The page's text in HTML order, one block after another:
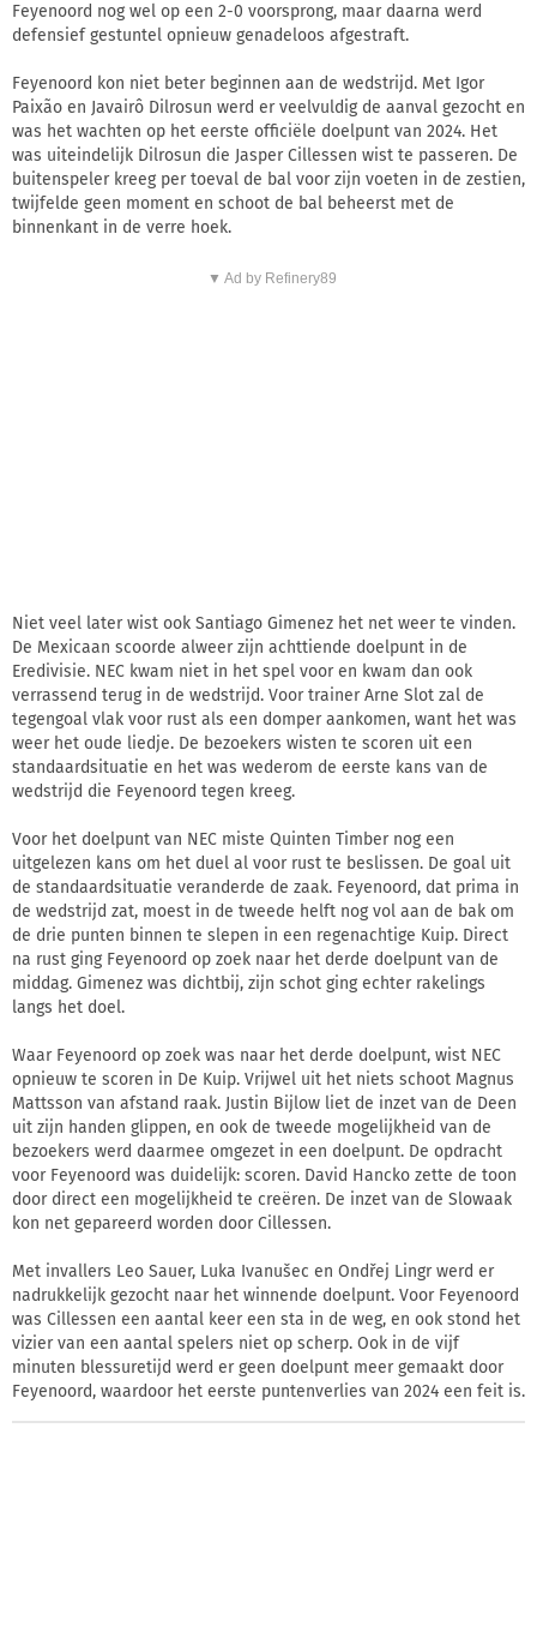
Feyenoord nog wel op een 2-0 voorsprong, maar daarna werd
defensief gestuntel opnieuw genadeloos afgestraft.
Feyenoord kon niet beter beginnen aan de wedstrijd. Met Igor
Paixão en Javairô Dilrosun werd er veelvuldig de aanval gezocht en
was het wachten op het eerste officiële doelpunt van 2024. Het
was uiteindelijk Dilrosun die Jasper Cillessen wist te passeren. De
buitenspeler kreeg per toeval de bal voor zijn voeten in de zestien,
twijfelde geen moment en schoot de bal beheerst met de
binnenkant in de verre hoek.
▼ Ad by Refinery89
Niet veel later wist ook Santiago Gimenez het net weer te vinden.
De Mexicaan scoorde alweer zijn achttiende doelpunt in de
Eredivisie. NEC kwam niet in het spel voor en kwam dan ook
verrassend terug in de wedstrijd. Voor trainer Arne Slot zal de
tegengoal vlak voor rust als een domper aankomen, want het was
weer het oude liedje. De bezoekers wisten te scoren uit een
standaardsituatie en het was wederom de eerste kans van de
wedstrijd die Feyenoord tegen kreeg.
Voor het doelpunt van NEC miste Quinten Timber nog een
uitgelezen kans om het duel al voor rust te beslissen. De goal uit
de standaardsituatie veranderde de zaak. Feyenoord, dat prima in
de wedstrijd zat, moest in de tweede helft nog vol aan de bak om
de drie punten binnen te slepen in een regenachtige Kuip. Direct
na rust ging Feyenoord op zoek naar het derde doelpunt van de
middag. Gimenez was dichtbij, zijn schot ging echter rakelings
langs het doel.
Waar Feyenoord op zoek was naar het derde doelpunt, wist NEC
opnieuw te scoren in De Kuip. Vrijwel uit het niets schoot Magnus
Mattsson van afstand raak. Justin Bijlow liet de inzet van de Deen
uit zijn handen glippen, en ook de tweede mogelijkheid van de
bezoekers werd daarmee omgezet in een doelpunt. De opdracht
voor Feyenoord was duidelijk: scoren. David Hancko zette de toon
door direct een mogelijkheid te creëren. De inzet van de Slowaak
kon net gepareerd worden door Cillessen.
Met invallers Leo Sauer, Luka Ivanušec en Ondřej Lingr werd er
nadrukkelijk gezocht naar het winnende doelpunt. Voor Feyenoord
was Cillessen een aantal keer een sta in de weg, en ook stond het
vizier van een aantal spelers niet op scherp. Ook in de vijf
minuten blessuretijd werd er geen doelpunt meer gemaakt door
Feyenoord, waardoor het eerste puntenverlies van 2024 een feit is.